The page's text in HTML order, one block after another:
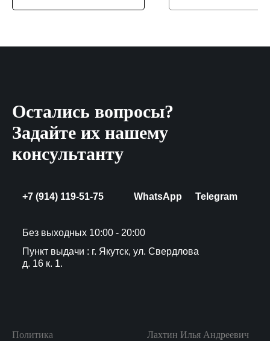
Остались вопросы?
Задайте их нашему
консультанту
+7 (914) 119-51-75 WhatsApp Telegram
Без выходных 10:00 - 20:00
Пункт выдачи : г. Якутск, ул. Свердлова
д. 16 к. 1.
Политика
Лахтин Илья Андреевич